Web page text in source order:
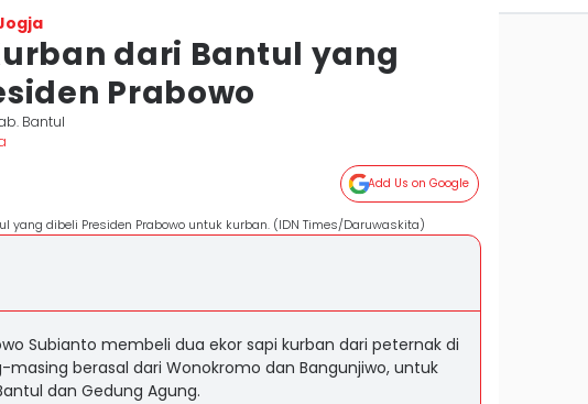
dari Bantul yang
Prabowo
Bantul
Add Us on Google
yang dibeli Presiden Prabowo untuk kurban. (IDN Times/Daruwaskita)
Subianto membeli dua ekor sapi kurban dari peternak di
masing berasal dari Wonokromo dan Bangunjiwo, untuk
dan Gedung Agung.